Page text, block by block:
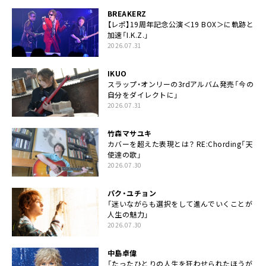
BREAKERZ
【レポ】19周年記念公演＜19 BOX＞に軌跡と
加速「I.K.Z.」
2026.07.31
IKUO
スラップ・オンリーの3rdアルバム発売「今の
自分をダイレクトに」
2026.07.31
竹森マサユキ
カバーを超えた表現とは？ RE:Chording「天
使達の歌」
2026.07.30
パク・ユチョン
「迷いながらも選択をして進んでいくことが
人生の魅力」
2026.07.30
中島卓偉
「たったひとりの人生を狂わせられたほうが